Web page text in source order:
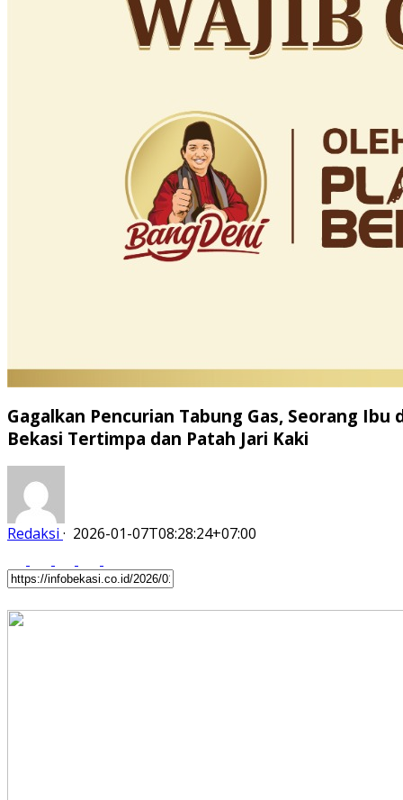
Gagalkan Pencurian Tabung Gas, Seorang Ibu
Bekasi Tertimpa dan Patah Jari Kaki
Redaksi · 2026-01-07T08:28:24+07:00